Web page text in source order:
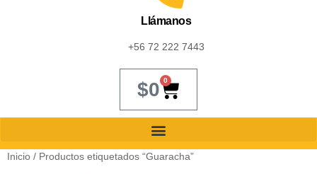
Llámanos
+56 72 222 7443
$0 0
Inicio / Productos etiquetados “Guaracha”